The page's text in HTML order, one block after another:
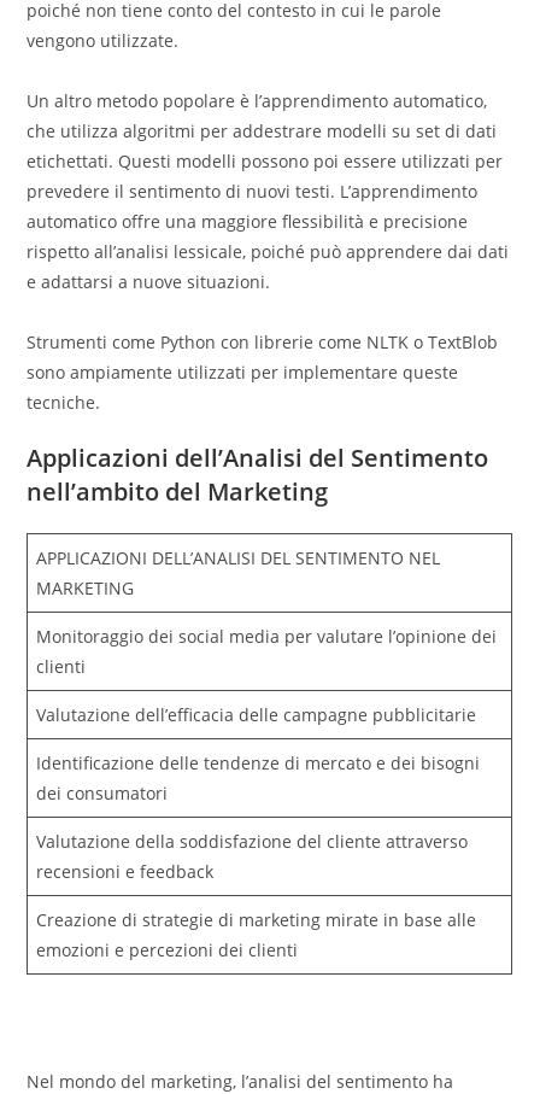
poiché non tiene conto del contesto in cui le parole
vengono utilizzate.
Un altro metodo popolare è l’apprendimento automatico,
che utilizza algoritmi per addestrare modelli su set di dati
etichettati. Questi modelli possono poi essere utilizzati per
prevedere il sentimento di nuovi testi. L’apprendimento
automatico offre una maggiore flessibilità e precisione
rispetto all’analisi lessicale, poiché può apprendere dai dati
e adattarsi a nuove situazioni.
Strumenti come Python con librerie come NLTK o TextBlob
sono ampiamente utilizzati per implementare queste
tecniche.
Applicazioni dell’Analisi del Sentimento
nell’ambito del Marketing
APPLICAZIONI DELL’ANALISI DEL SENTIMENTO NEL
MARKETING
Monitoraggio dei social media per valutare l’opinione dei
clienti
Valutazione dell’efficacia delle campagne pubblicitarie
Identificazione delle tendenze di mercato e dei bisogni
dei consumatori
Valutazione della soddisfazione del cliente attraverso
recensioni e feedback
Creazione di strategie di marketing mirate in base alle
emozioni e percezioni dei clienti
Nel mondo del marketing, l’analisi del sentimento ha